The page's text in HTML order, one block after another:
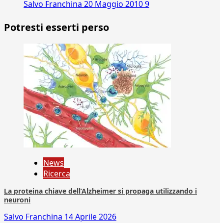
Salvo Franchina 20 Maggio 20109
Potresti esserti perso
News
Ricerca
La proteina chiave dell’Alzheimer si propaga utilizzando i
neuroni
Salvo Franchina 14 Aprile 2026